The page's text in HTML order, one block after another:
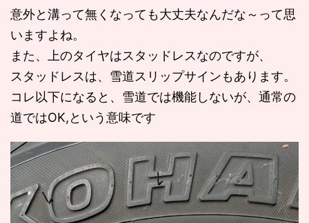
意外と溝って無くなっても大丈夫なんだな～って思
いますよね。
また、上のタイヤはスタッドレスなのですが、
スタッドレスは、雪道スリップサインもあります。
コレ以下になると、雪道では機能しないが、通常の
道ではOK,という意味です